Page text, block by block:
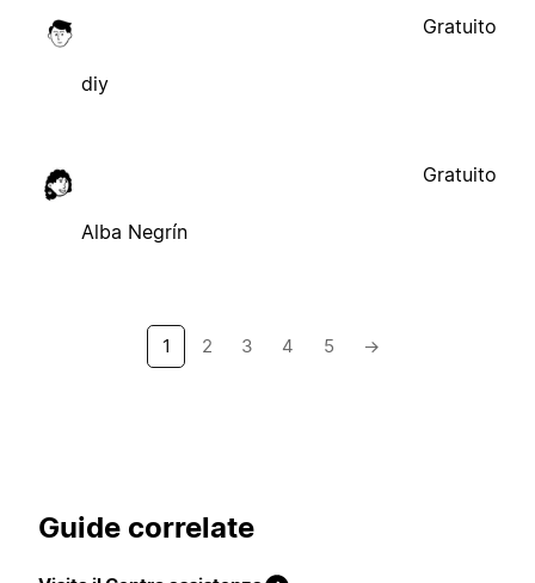
diy
Gratuito
Alba Negrín
Gratuito
1 2 3 4 5 →
Guide correlate